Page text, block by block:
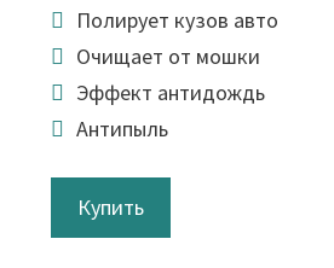
Полирует кузов авто
Очищает от мошки
Эффект антидождь
Антипыль
Купить